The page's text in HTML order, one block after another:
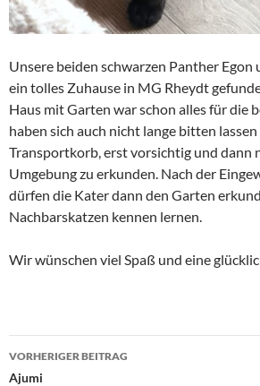
Unsere beiden schwarzen Panther Egon
ein tolles Zuhause in MG Rheydt
Haus mit Garten war schon alles für die
haben sich auch nicht lange bitten
Transportkorb, erst vorsichtig und dann
Umgebung zu erkunden. Nach der
dürfen die Kater dann den Garten
Nachbarskatzen kennen lernen.
Wir wünschen viel Spaß und eine
Beitragsnavigation
VORHERIGER BEITRAG
Ajumi